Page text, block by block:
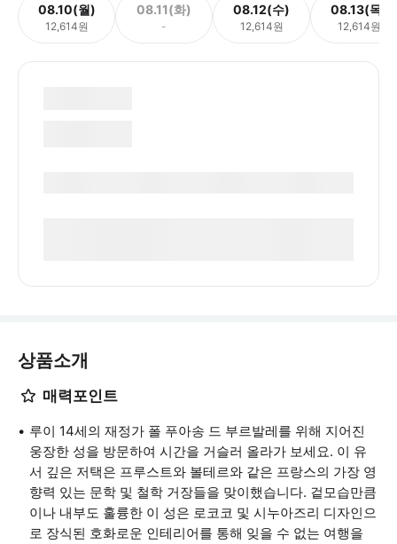
08.10(월)
12,614원
08.11(화)
-
08.12(수)
12,614원
08.13(목)
12,614원
상품소개
매력포인트
루이 14세의 재정가 폴 푸아송 드 부르발레를 위해 지어진
웅장한 성을 방문하여 시간을 거슬러 올라가 보세요. 이 유
서 깊은 저택은 프루스트와 볼테르와 같은 프랑스의 가장 영
향력 있는 문학 및 철학 거장들을 맞이했습니다. 겉모습만큼
이나 내부도 훌륭한 이 성은 로코코 및 시누아즈리 디자인으
로 장식된 호화로운 인테리어를 통해 잊을 수 없는 여행을